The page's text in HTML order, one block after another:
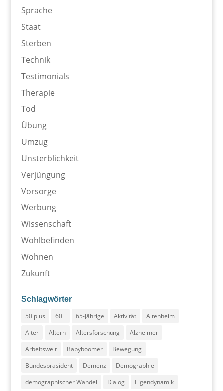
Sprache
Staat
Sterben
Technik
Testimonials
Therapie
Tod
Übung
Umzug
Unsterblichkeit
Verjüngung
Vorsorge
Werbung
Wissenschaft
Wohlbefinden
Wohnen
Zukunft
Schlagwörter
50 plus
60+ 65-Jährige Aktivität
Altenheim
Alter
Altern Altersforschung
Alzheimer
Arbeitswelt
Babyboomer
Bewegung
Bundespräsident
Demenz
Demographie
demographischer Wandel
Dialog Eigendynamik